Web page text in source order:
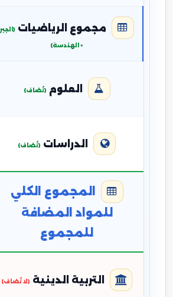
مجموع الرياضيات (الجبر
+ الهندسة)
العلوم (تُضاف)
الدراسات (تُضاف)
المجموع الكلي
للمواد المضافة
للمجموع
التربية الدينية (لا تُضاف)